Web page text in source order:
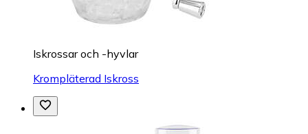
Iskrossar och -hyvlar
Krompläterad Iskross